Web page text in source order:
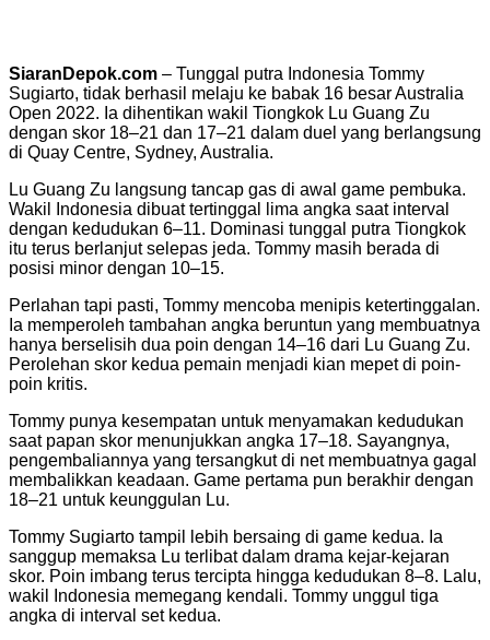
SiaranDepok.com – Tunggal putra Indonesia Tommy
Sugiarto, tidak berhasil melaju ke babak 16 besar Australia
Open 2022. Ia dihentikan wakil Tiongkok Lu Guang Zu
dengan skor 18–21 dan 17–21 dalam duel yang berlangsung
di Quay Centre, Sydney, Australia.
Lu Guang Zu langsung tancap gas di awal game pembuka.
Wakil Indonesia dibuat tertinggal lima angka saat interval
dengan kedudukan 6–11. Dominasi tunggal putra Tiongkok
itu terus berlanjut selepas jeda. Tommy masih berada di
posisi minor dengan 10–15.
Perlahan tapi pasti, Tommy mencoba menipis ketertinggalan.
Ia memperoleh tambahan angka beruntun yang membuatnya
hanya berselisih dua poin dengan 14–16 dari Lu Guang Zu.
Perolehan skor kedua pemain menjadi kian mepet di poin-
poin kritis.
Tommy punya kesempatan untuk menyamakan kedudukan
saat papan skor menunjukkan angka 17–18. Sayangnya,
pengembaliannya yang tersangkut di net membuatnya gagal
membalikkan keadaan. Game pertama pun berakhir dengan
18–21 untuk keunggulan Lu.
Tommy Sugiarto tampil lebih bersaing di game kedua. Ia
sanggup memaksa Lu terlibat dalam drama kejar-kejaran
skor. Poin imbang terus tercipta hingga kedudukan 8–8. Lalu,
wakil Indonesia memegang kendali. Tommy unggul tiga
angka di interval set kedua.